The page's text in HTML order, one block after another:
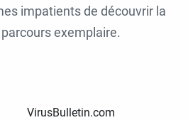
impatients de découvrir la
exemplaire.
VirusBulletin.com